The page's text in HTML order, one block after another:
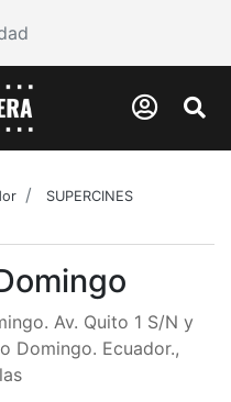
SUPERCINES
Av. Quito 1 S/N y
Domingo. Ecuador.,